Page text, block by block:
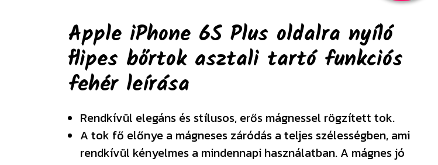
Apple iPhone 6S Plus oldalra nyíló
flipes bőrtok asztali tartó funkciós
fehér leírása
Rendkívül elegáns és stílusos, erős mágnessel rögzített tok.
A tok fő előnye a mágneses záródás a teljes szélességben, ami
rendkívül kényelmes a mindennapi használatban. A mágnes jó